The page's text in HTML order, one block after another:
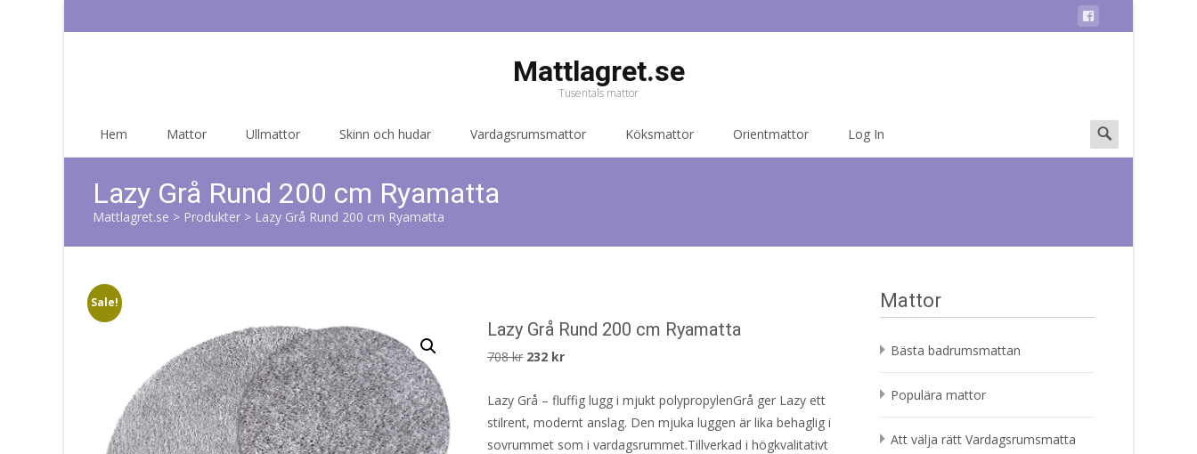
Mattlagret.se
Tusentals mattor
Hem Mattor Ullmattor Skinn och hudar Vardagsrumsmattor Köksmattor Orientmattor Log In
Search
for:
Lazy Grå Rund 200 cm Ryamatta
Mattlagret.se > Produkter > Lazy Grå Rund 200 cm Ryamatta
Sale!
Lazy Grå Rund 200 cm Ryamatta
708kr Det
priset
var:
708 kr.
232 krDet
priset
är:
232 kr.
Lazy Grå – fluffig lugg i mjukt polypropylenGrå ger Lazy ett
stilrent, modernt anslag. Den mjuka luggen är lika behaglig i
sovrummet som i vardagsrummet.Tillverkad i högkvalitativt
Mattor
Bästa badrumsmattan
Populära mattor
Att välja rätt Vardagsrumsmatta